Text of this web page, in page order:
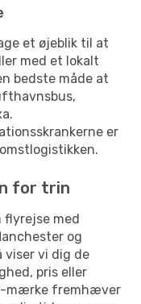
et øjeblik til at
med et lokalt
bedste måde at
er
for trin
flyrejse med
og
viser vi dig de
pris eller
mærke fremhæver